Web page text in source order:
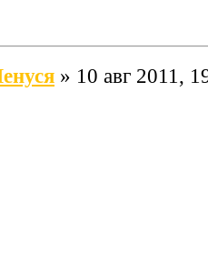
» 10 авг 2011,